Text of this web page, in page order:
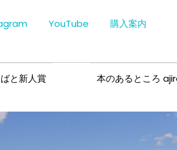
YouTube
購入案内
と新人賞 本のあるところ